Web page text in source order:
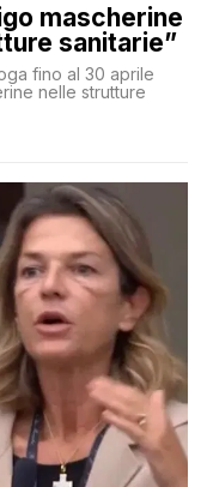
mascherine
sanitarie”
fino al 30 aprile
nelle strutture